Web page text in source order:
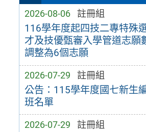
2026-08-06 註冊組
116學年度起四技二專特殊
才及技優甄審入學管道志願
調整為6個志願
2026-07-29 註冊組
公告：115學年度國七新生
班名單
2026-07-29 註冊組